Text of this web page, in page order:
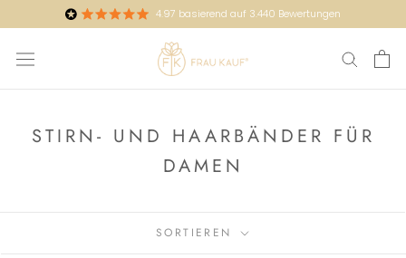
zum
Inhalt
4.97 basierend auf 3.440 Bewertungen
STIRN- UND HAARBÄNDER FÜR
DAMEN
SORTIEREN